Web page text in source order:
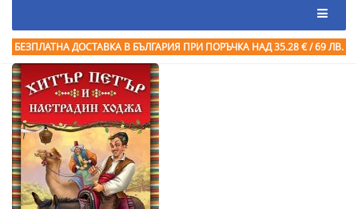
БЕЗПЛАТНА ДОСТАВКА В БЪЛГАРИЯ ПРИ ПОРЪЧКА НАД 35.28 € / 69 ЛВ.